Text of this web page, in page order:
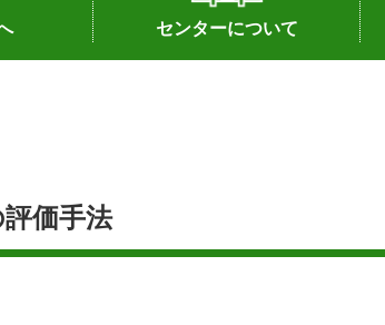
技術
術
術
知識
機械関係
識
識
センターについて
所長あいさつ
組織（各部署へのリンク）
アクセス
沿革
所内の施設配置図
価手法